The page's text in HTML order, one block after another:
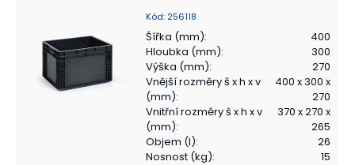
Kód: 256118
Šířka (mm):
400
Hloubka (mm):
300
Výška (mm):
270
Vnější rozměry š x h x v
(mm):
400 x 300 x
270
Vnitřní rozměry š x h x v
(mm):
370 x 270 x
265
Objem (l):
26
Nosnost (kg): 15